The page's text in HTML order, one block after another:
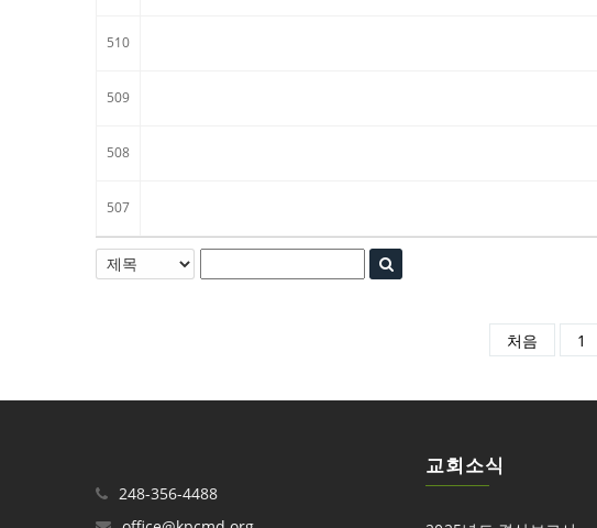
510
509
508
507
처음 1
248-356-4488
교회소식